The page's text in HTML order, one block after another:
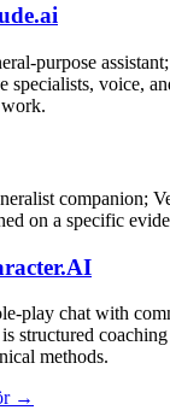
purpose
specialists, voice,
companion;
on a specific
play chat with
structured
methods.
→